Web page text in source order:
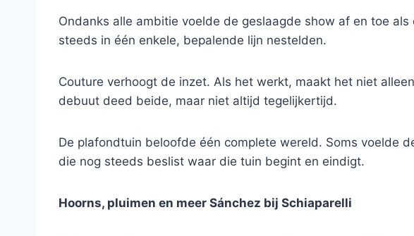
Ondanks alle ambitie voelde de geslaagde show af en toe
steeds in één enkele, bepalende lijn nestelden.
Couture verhoogt de inzet. Als het werkt, maakt het niet
debuut deed beide, maar niet altijd tegelijkertijd.
De plafondtuin beloofde één complete wereld. Soms voelde
die nog steeds beslist waar die tuin begint en eindigt.
Hoorns, pluimen en meer Sánchez bij Schiaparelli